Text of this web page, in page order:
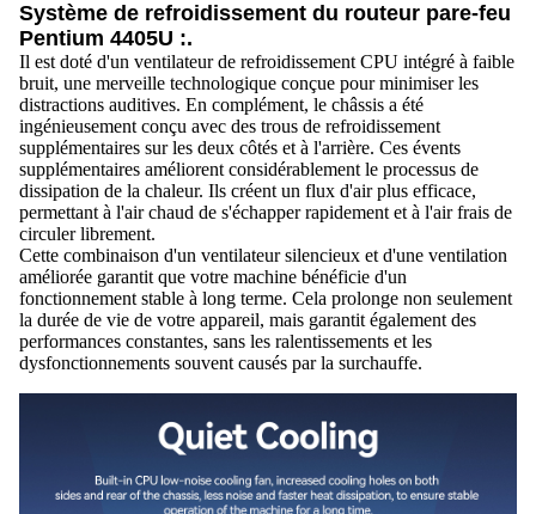
Système de refroidissement du routeur pare-feu
Pentium 4405U :.
Il est doté d'un ventilateur de refroidissement CPU intégré à faible
bruit, une merveille technologique conçue pour minimiser les
distractions auditives. En complément, le châssis a été
ingénieusement conçu avec des trous de refroidissement
supplémentaires sur les deux côtés et à l'arrière. Ces évents
supplémentaires améliorent considérablement le processus de
dissipation de la chaleur. Ils créent un flux d'air plus efficace,
permettant à l'air chaud de s'échapper rapidement et à l'air frais de
circuler librement.
Cette combinaison d'un ventilateur silencieux et d'une ventilation
améliorée garantit que votre machine bénéficie d'un
fonctionnement stable à long terme. Cela prolonge non seulement
la durée de vie de votre appareil, mais garantit également des
performances constantes, sans les ralentissements et les
dysfonctionnements souvent causés par la surchauffe.